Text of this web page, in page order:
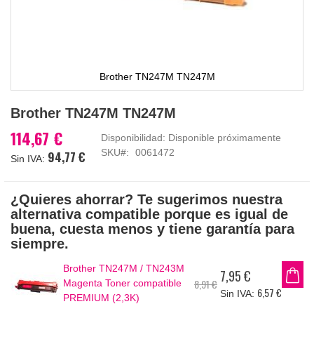
Brother TN247M TN247M
al
la
imágenes
Brother TN247M TN247M
114,67 €
94,77 €
Disponibilidad: Disponible próximamente
SKU
0061472
¿Quieres ahorrar? Te sugerimos nuestra
alternativa compatible porque es igual de
buena, cuesta menos y tiene garantía para
siempre.
Brother TN247M / TN243M
Magenta Toner compatible
PREMIUM (2,3K)
8,91 €
Precio
especial
7,95 €
6,57 €